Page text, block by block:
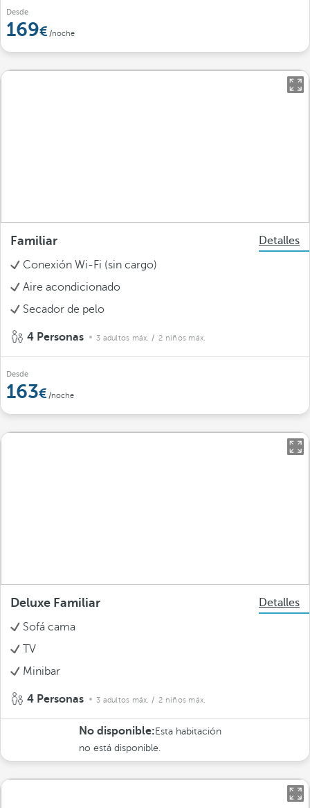
Desde
169 /noche
Familiar
Detalles
Conexión Wi-Fi (sin cargo)
Aire acondicionado
Secador de pelo
4 Personas 3 adultos máx. / 2 niños máx.
Desde
163 /noche
Deluxe Familiar
Detalles
Sofá cama
TV
Minibar
4 Personas 3 adultos máx. / 2 niños máx.
No disponible: Esta habitación
no está disponible.